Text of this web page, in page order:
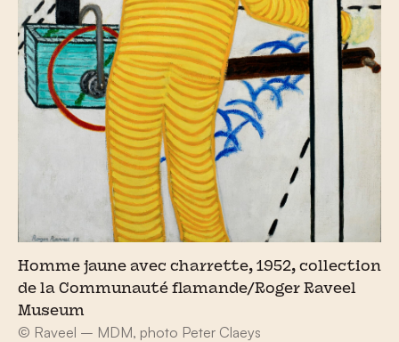
Homme jaune avec charrette, 1952, collection
de la Communauté flamande/Roger Raveel
Museum
© Raveel – MDM, photo Peter Claeys